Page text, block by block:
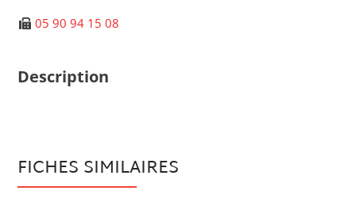
05 90 94 15 08
Description
FICHES SIMILAIRES